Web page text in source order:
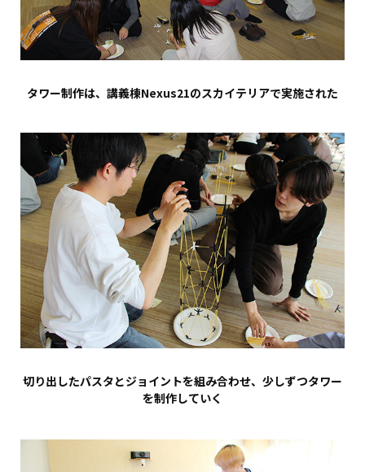
タワー制作は、講義棟Nexus21のスカイテリアで実施された
切り出したパスタとジョイントを組み合わせ、少しずつタワー
を制作していく